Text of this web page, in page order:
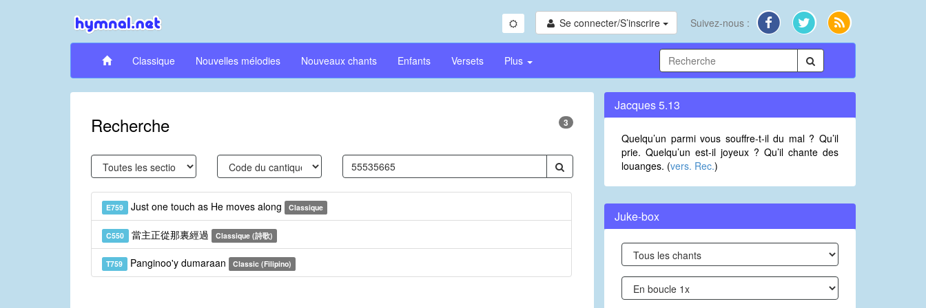
Se connecter/S’inscrire Suivez-nous :
Classique Nouvelles mélodies Nouveaux chants Enfants Versets Plus
Recherche 3
E759 Just one touch as He moves along Classique
C550 當主正從那裏經過 Classique (詩歌)
T759 Panginoo'y dumaraan Classic (Filipino)
Jacques 5.13
Quelqu’un parmi vous souffre-t-il du mal ? Qu’il
prie. Quelqu’un est-il joyeux ? Qu’il chante des
louanges. (vers. Rec.)
Juke-box